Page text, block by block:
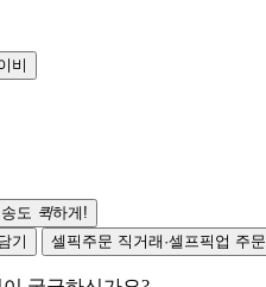
비
도 퀵하게!
기 셀픽주문 직거래·셀프픽업 주문